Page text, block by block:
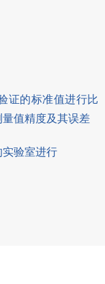
证的标准值进行比
值精度及其误差
验室进行